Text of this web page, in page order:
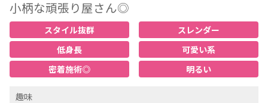
小柄な頑張り屋さん◎
スタイル抜群
スレンダー
低身長
可愛い系
密着施術◎
明るい
趣味